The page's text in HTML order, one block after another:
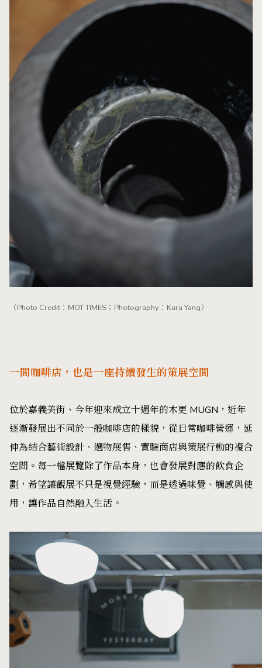
（Photo Credit：MOT TIMES；Photography：Kura Yang）
一間咖啡店，也是一座持續發生的策展空間
位於嘉義美街、今年迎來成立十週年的木更 MUGN，近年
逐漸發展出不同於一般咖啡店的樣貌，從日常咖啡營運，延
伸為結合藝術設計、選物展售、實驗商店與策展行動的複合
空間。每一檔展覽除了作品本身，也會發展對應的飲食企
劃，希望讓觀展不只是視覺經驗，而是透過味覺、觸感與使
用，讓作品自然融入生活。